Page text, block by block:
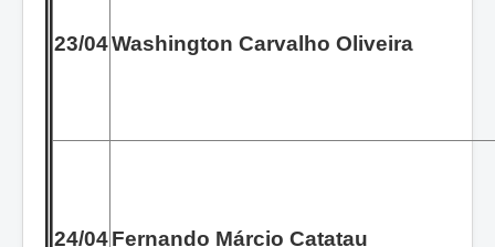
23/04Washington Carvalho Oliveira
24/04Fernando Márcio Catatau